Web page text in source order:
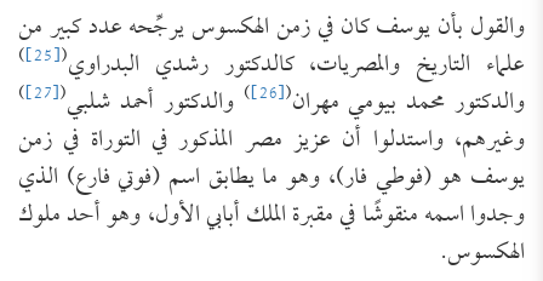
والقول بأن يوسف كان في زمن الهكسوس يرجِّحه عدد كبير من
علماء التاريخ والمصريات، كالدكتور رشدي البدراوي(
[25]
)
والدكتور محمد بيومي مهران(
[26]
) والدكتور أحمد شلبي(
[27]
)
وغيرهم، واستدلوا أن عزيز مصر المذكور في التوراة في زمن
يوسف هو (فوطي فار)، وهو ما يطابق اسم (فوتي فارع) الذي
وجدوا اسمه منقوشًا في مقبرة الملك أبابي الأول، وهو أحد ملوك
الهكسوس.